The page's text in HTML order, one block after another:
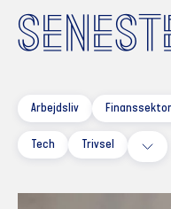
Arbejdsliv
Tech Trivsel